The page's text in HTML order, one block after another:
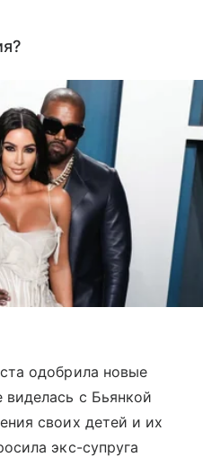
одобрила новые
с Бьянкой
своих детей и их
экс-супруга